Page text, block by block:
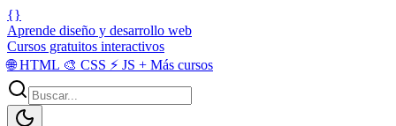
{}
Aprende diseño y desarrollo web
Cursos gratuitos interactivos
🌐HTML 🎨 CSS ⚡ JS + Más cursos